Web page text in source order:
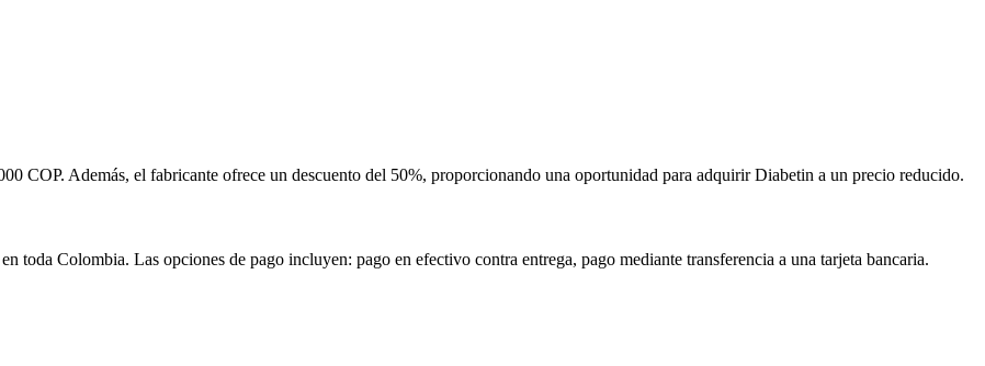
COP. Además, el fabricante ofrece un descuento del 50%, proporcionando una oportunidad para adquirir Diabetin a un precio reducido.
toda Colombia. Las opciones de pago incluyen: pago en efectivo contra entrega, pago mediante transferencia a una tarjeta bancaria.